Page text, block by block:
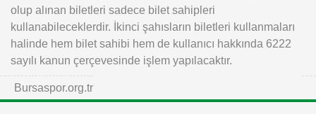
olup alınan biletleri sadece bilet sahipleri
kullanabileceklerdir. İkinci şahısların biletleri kullanmaları
halinde hem bilet sahibi hem de kullanıcı hakkında 6222
sayılı kanun çerçevesinde işlem yapılacaktır.
Bursaspor.org.tr